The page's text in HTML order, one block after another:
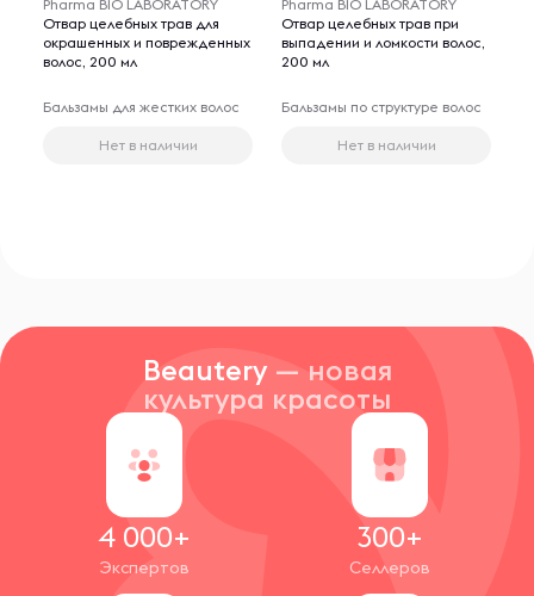
Pharma BIO LABORATORY
Отвар целебных трав для
окрашенных и поврежденных
волос, 200 мл
Бальзамы для жестких волос
Нет в наличии
Pharma BIO LABORATORY
Отвар целебных трав при
выпадении и ломкости волос,
200 мл
Бальзамы по структуре волос
Нет в наличии
Beautery — новая
культура красоты
4 000+
Экспертов
300+
Селлеров